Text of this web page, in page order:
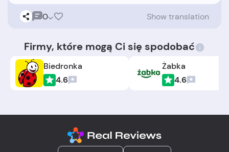
0 Show translation
Firmy, które mogą Ci się spodobać
Biedronka
4.6
Żabka
4.6